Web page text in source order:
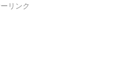
リンク